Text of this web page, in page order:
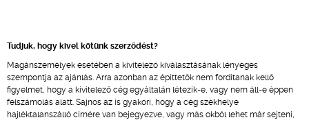
Tudjuk, hogy kivel kötünk szerződést?
Magánszemélyek esetében a kivitelező kiválasztásának lényeges
szempontja az ajánlás. Arra azonban az építtetők nem fordítanak kellő
figyelmet, hogy a kivitelező cég egyáltalán létezik-e, vagy nem áll-e éppen
felszámolás alatt. Sajnos az is gyakori, hogy a cég székhelye
hajléktalanszálló címére van bejegyezve, vagy más okból lehet már sejteni,